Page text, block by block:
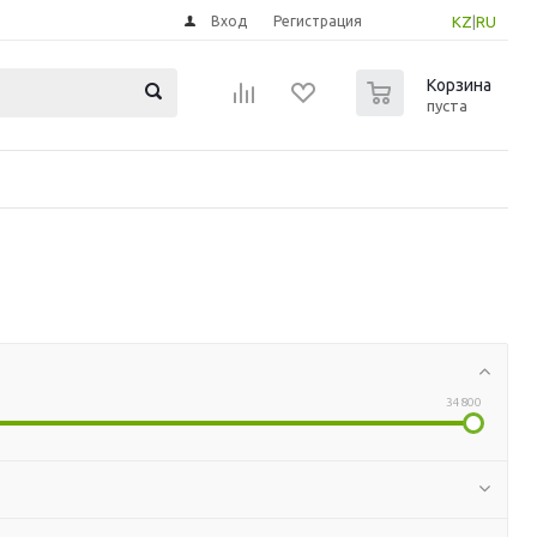
KZ RU
Вход Регистрация
Корзина
пуста
34800